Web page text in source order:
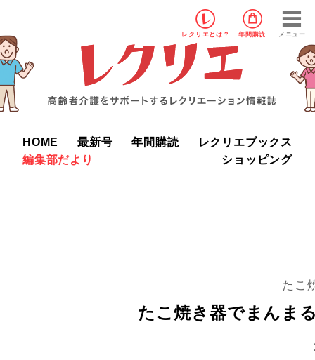
レクリエ とは？ 年間購読 メニュー
HOME 最新号 年間購読
レクリエブックス
編集部だより
ショッピング
たこ
たこ焼き器でまんま